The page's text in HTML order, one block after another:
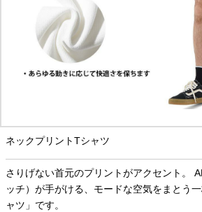
ネックプリントTシャツ
さりげない首元のプリントがアクセント。
ッチ）が手がける、モードな空気をまとう
ャツ」です。